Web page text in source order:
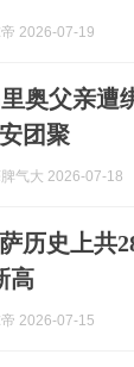
2026-07-19
奥父亲遭
团聚
气大 2026-07-18
历史上共
高
2026-07-15